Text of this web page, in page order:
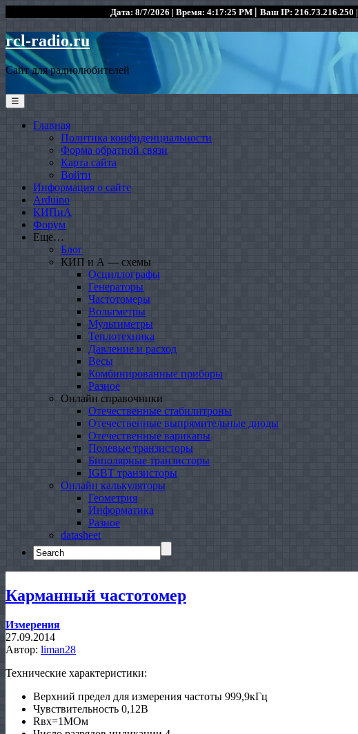
Дата: 8/7/2026 | Время: 4:17:25 PM | Ваш IP: 216.73.216.250 |
rcl-radio.ru
Сайт для радиолюбителей
☰
Главная
Политика конфиденциальности
Форма обратной связи
Карта сайта
Войти
Информация о сайте
Arduino
КИПиА
Форум
Ещё…
Блог
КИП и А — схемы
Осциллографы
Генераторы
Частотомеры
Вольтметры
Мультиметры
Теплотехника
Давление и расход
Весы
Комбинированные приборы
Разное
Онлайн справочники
Отечественные стабилитроны
Отечественные выпрямительные диоды
Отечественные варикапы
Полевые транзисторы
Биполярные транзисторы
IGBT транзисторы
Онлайн калькуляторы
Геометрия
Информатика
Разное
datasheet
Search
for:
Карманный частотомер
Измерения
27.09.2014
Автор: liman28
Технические характеристики:
Верхний предел для измерения частоты 999,9кГц
Чувствительность 0,12В
Rвх=1МОм